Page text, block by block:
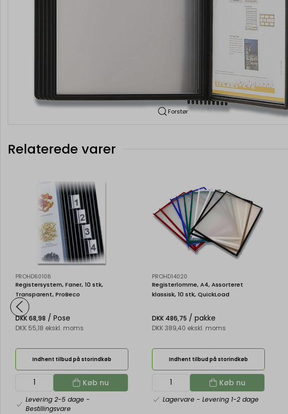
Forstør
Relaterede varer
PROHD60108
Registersystem, Faner, 10 stk,
Transparent, ProBeco
DKK 68,98 / Pose
DKK 55,18 ekskl. moms
Indhent tilbud på storindkøb
Køb nu
Levering 2-5 dage-
Bestillingsvare
PROHD14020
Registerlomme, A4, Assorteret
klassisk, 10 stk, QuickLoad
DKK 486,75 / pakke
DKK 389,40 ekskl. moms
Indhent tilbud på storindkøb
Køb nu
Lagervare - Levering 1-2 dage